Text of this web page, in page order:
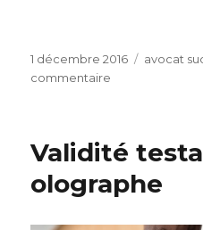
Publié
le
1 décembre 2016 avocat
commentaire
pour
succession
Validité
olographe